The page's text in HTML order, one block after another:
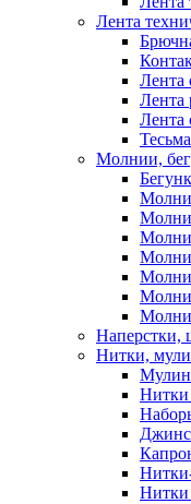
Лента
Лента
Лента
Лента
Молнии,
Наперстки,
Нитки,
Нитки
Нитки